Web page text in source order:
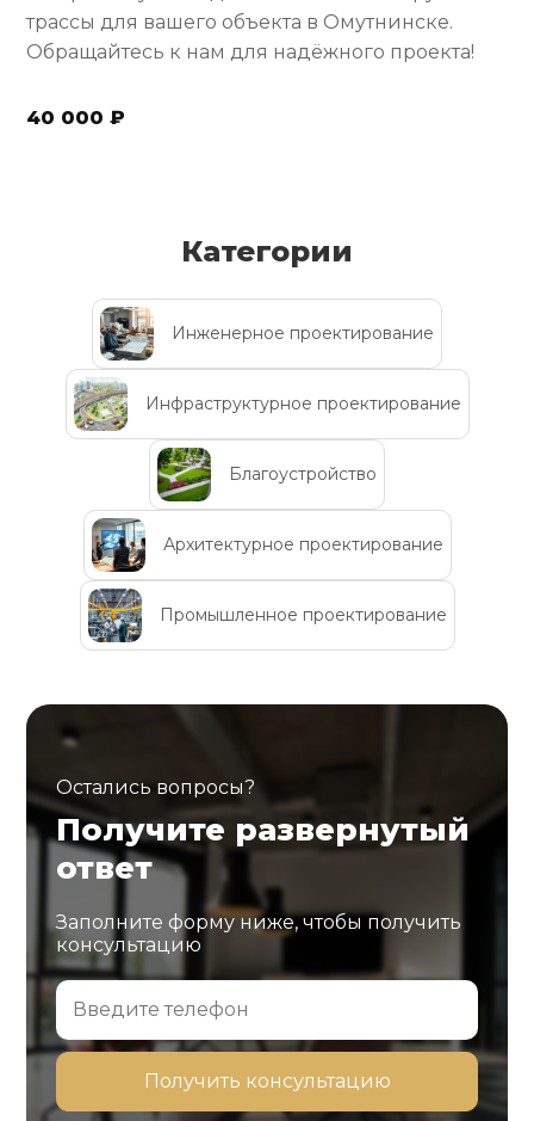
трассы для вашего объекта в Омутнинске.
Обращайтесь к нам для надёжного проекта!
40 000 ₽
Категории
Инженерное проектирование
Инфраструктурное проектирование
Благоустройство
Архитектурное проектирование
Промышленное проектирование
Остались вопросы?
Получите развернутый
ответ
Заполните форму ниже, чтобы получить
консультацию